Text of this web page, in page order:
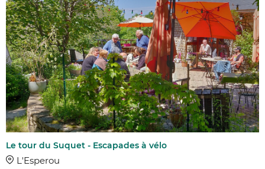
Le tour du Suquet - Escapades à vélo
L'Esperou